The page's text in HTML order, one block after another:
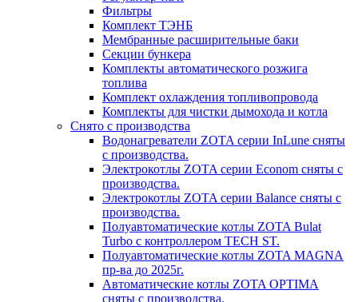
Фильтры
Комплект ТЭНБ
Мембранные расширительные баки
Секции бункера
Комплекты автоматического розжига
топлива
Комплект охлаждения топливопровода
Комплекты для чистки дымохода и котла
Снято с производства
Водонагреватели ZOTA серии InLune сняты
с производства.
Электрокотлы ZOTA серии Econom сняты с
производства.
Электрокотлы ZOTA серии Balance сняты с
производства.
Полуавтоматические котлы ZOTA Bulat
Turbo с контроллером TECH ST.
Полуавтоматические котлы ZOTA MAGNA
пр-ва до 2025г.
Автоматические котлы ZOTA OPTIMA
сняты с производства.